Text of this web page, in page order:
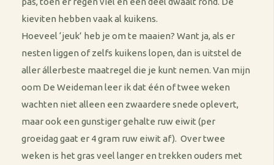
kieviten hebben vaak al kuikens.
Hoeveel ‘jeuk’ heb je om te maaien? Want ja, als er
nesten liggen of zelfs kuikens lopen, dan is uitstel de
aller állerbeste maatregel die je kunt nemen. Van mijn
oom De Weideman leer ik dat één of twee weken
wachten niet alleen een zwaardere snede oplevert,
maar ook een gunstiger gehalte ruw eiwit (per
groeidag gaat er 4 gram ruw eiwit af). Over twee
weken is het gras veel langer en trekken ouders met